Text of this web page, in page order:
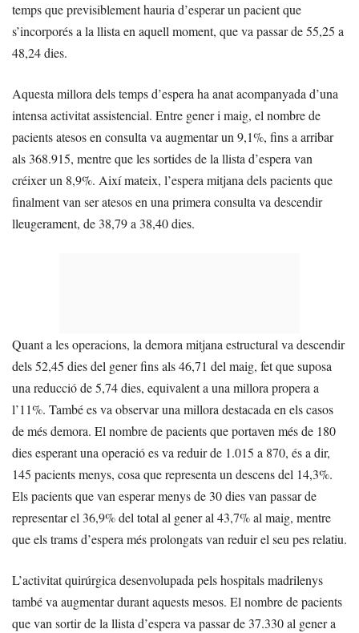
temps que previsiblement hauria d’esperar un pacient que
s’incorporés a la llista en aquell moment, que va passar de 55,25 a
48,24 dies.
Aquesta millora dels temps d’espera ha anat acompanyada d’una
intensa activitat assistencial. Entre gener i maig, el nombre de
pacients atesos en consulta va augmentar un 9,1%, fins a arribar
als 368.915, mentre que les sortides de la llista d’espera van
créixer un 8,9%. Així mateix, l’espera mitjana dels pacients que
finalment van ser atesos en una primera consulta va descendir
lleugerament, de 38,79 a 38,40 dies.
Quant a les operacions, la demora mitjana estructural va descendir
dels 52,45 dies del gener fins als 46,71 del maig, fet que suposa
una reducció de 5,74 dies, equivalent a una millora propera a
l’11%. També es va observar una millora destacada en els casos
de més demora. El nombre de pacients que portaven més de 180
dies esperant una operació es va reduir de 1.015 a 870, és a dir,
145 pacients menys, cosa que representa un descens del 14,3%.
Els pacients que van esperar menys de 30 dies van passar de
representar el 36,9% del total al gener al 43,7% al maig, mentre
que els trams d’espera més prolongats van reduir el seu pes relatiu.
L’activitat quirúrgica desenvolupada pels hospitals madrilenys
també va augmentar durant aquests mesos. El nombre de pacients
que van sortir de la llista d’espera va passar de 37.330 al gener a